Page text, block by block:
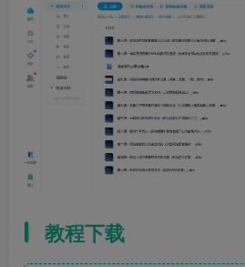
教程下载